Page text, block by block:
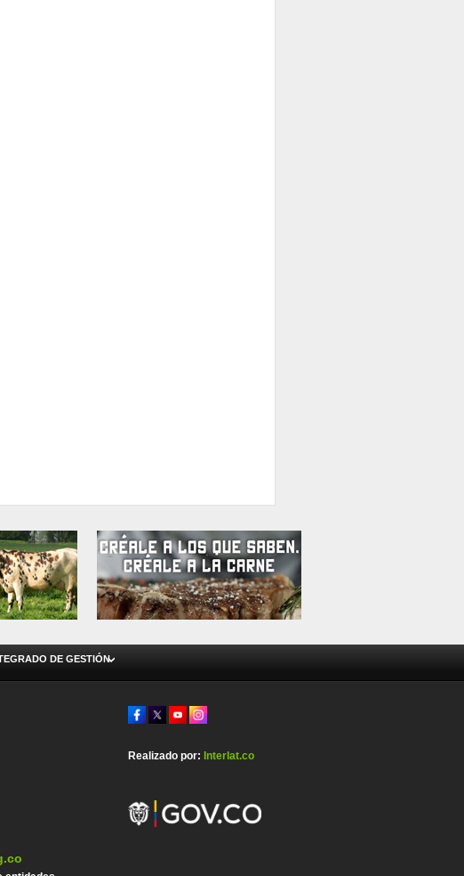
DE GESTIÓN
Realizado por:Interlat.co